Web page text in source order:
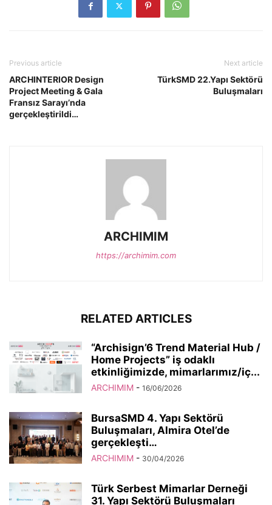
Previous article
ARCHINTERIOR Design
Project Meeting & Gala
Fransız Sarayı’nda
gerçekleştirildi…
Next article
TürkSMD 22.Yapı Sektörü
Buluşmaları
ARCHIMIM
https://archimim.com
RELATED ARTICLES
“Archisign’6 Trend Material Hub /
Home Projects” iş odaklı
etkinliğimizde, mimarlarımız/iç...
ARCHIMIM - 16/06/2026
BursaSMD 4. Yapı Sektörü
Buluşmaları, Almira Otel’de
gerçekleşti…
ARCHIMIM - 30/04/2026
Türk Serbest Mimarlar Derneği
31. Yapı Sektörü Buluşmaları